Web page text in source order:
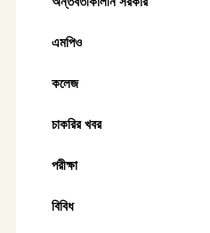
এমপিও
কলেজ
চাকরির খবর
পরীক্ষা
বিবিধ